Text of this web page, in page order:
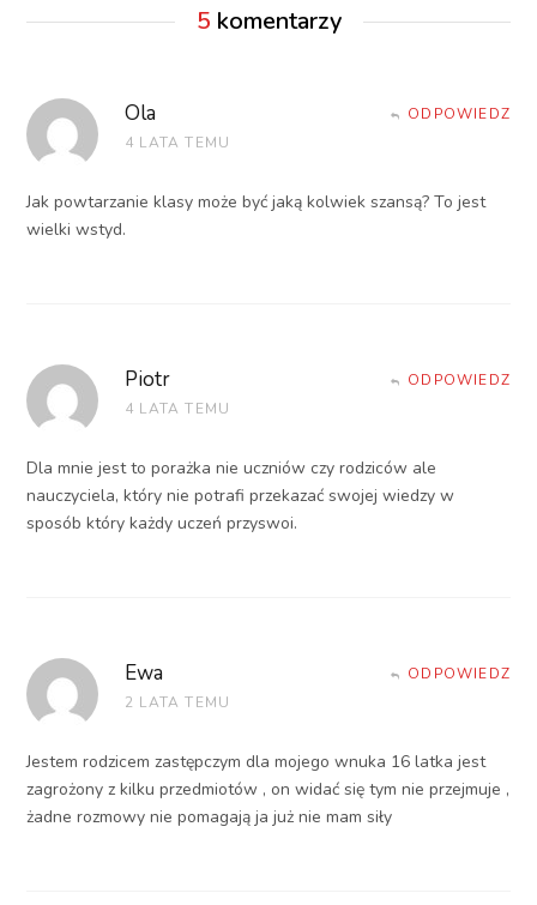
5 komentarzy
Ola
4 LATA TEMU
ODPOWIEDZ
Jak powtarzanie klasy może być jaką kolwiek szansą? To jest
wielki wstyd.
Piotr
4 LATA TEMU
ODPOWIEDZ
Dla mnie jest to porażka nie uczniów czy rodziców ale
nauczyciela, który nie potrafi przekazać swojej wiedzy w
sposób który każdy uczeń przyswoi.
Ewa
2 LATA TEMU
ODPOWIEDZ
Jestem rodzicem zastępczym dla mojego wnuka 16 latka jest
zagrożony z kilku przedmiotów , on widać się tym nie przejmuje ,
żadne rozmowy nie pomagają ja już nie mam siły